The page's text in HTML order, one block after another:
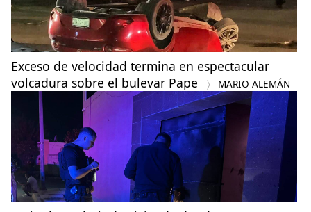
Exceso de velocidad termina en espectacular
volcadura sobre el bulevar Pape
MARIO ALEMÁN